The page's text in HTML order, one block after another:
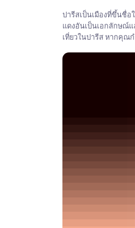
ปารีสเป็นเมืองที่ขึ้นชื่อ
แดงอันเป็นเอกลักษณ์แ
เที่ยวในปารีส หากคุณ